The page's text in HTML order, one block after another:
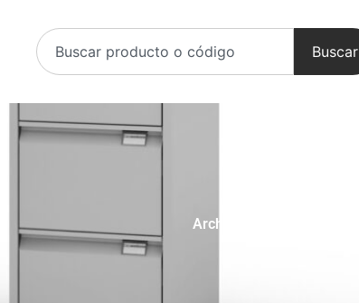
Buscar
Archivadores